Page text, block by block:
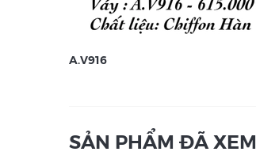
A.V916
SẢN PHẨM ĐÃ XEM